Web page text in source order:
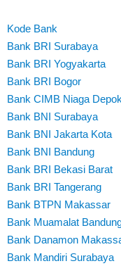
Kode Bank
Bank BRI Surabaya
Bank BRI Yogyakarta
Bank BRI Bogor
Bank CIMB Niaga Depok
Bank BNI Surabaya
Bank BNI Jakarta Kota
Bank BNI Bandung
Bank BRI Bekasi Barat
Bank BRI Tangerang
Bank BTPN Makassar
Bank Muamalat
Bank Danamon
Bank Mandiri Surabaya